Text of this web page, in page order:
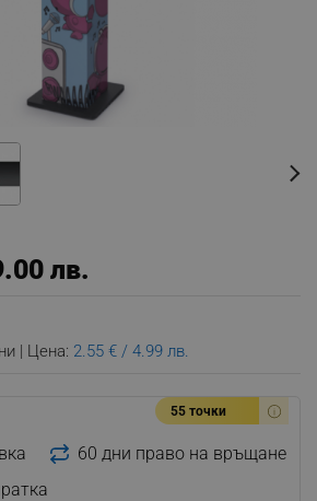
лв.
| Цена: 2.55 € / 4.99 лв.
55 точки
60 дни право на връщане